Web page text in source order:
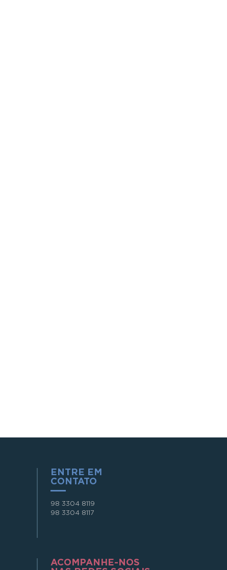
ENTRE EM
CONTATO
98 3304 8119
98 3304 8117
ACOMPANHE-NOS